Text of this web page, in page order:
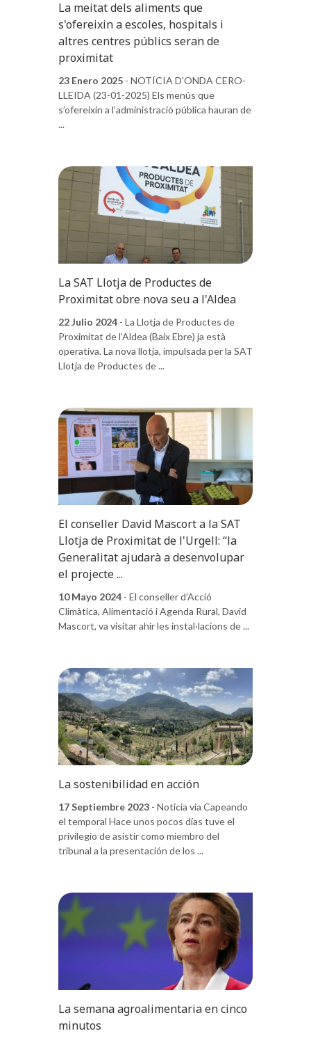
La meitat dels aliments que
s'ofereixin a escoles, hospitals i
altres centres públics seran de
proximitat
23 Enero 2025 - NOTÍCIA D'ONDA CERO-
LLEIDA (23-01-2025) Els menús que
s’ofereixin a l’administració pública hauran de
...
La SAT Llotja de Productes de
Proximitat obre nova seu a l'Aldea
22 Julio 2024 - La Llotja de Productes de
Proximitat de l’Aldea (Baix Ebre) ja està
operativa. La nova llotja, impulsada per la SAT
Llotja de Productes de ...
El conseller David Mascort a la SAT
Llotja de Proximitat de l'Urgell: “la
Generalitat ajudarà a desenvolupar
el projecte ...
10 Mayo 2024 - El conseller d’Acció
Climàtica, Alimentació i Agenda Rural, David
Mascort, va visitar ahir les instal·lacions de ...
La sostenibilidad en acción
17 Septiembre 2023 - Noticia via Capeando
el temporal Hace unos pocos días tuve el
privilegio de asistir como miembro del
tribunal a la presentación de los ...
La semana agroalimentaria en cinco
minutos